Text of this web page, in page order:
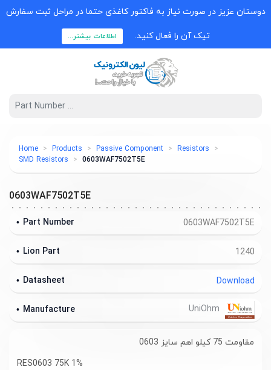
دوستان عزیز در صورت نیاز به فاکتور کاغذی حتما در مراحل ثبت سفارش
تیک آن را فعال کنید. اطلاعات بیشتر...
Home Products Passive Component
Resistors
SMD Resistors
0603WAF7502T5E
0603WAF7502T5E
0603WAF7502T5E
Part Number
1240
Lion Part
Download
Datasheet
Manufacture
مقاومت 75 کیلو اهم سایز 0603
RES0603 75K 1%